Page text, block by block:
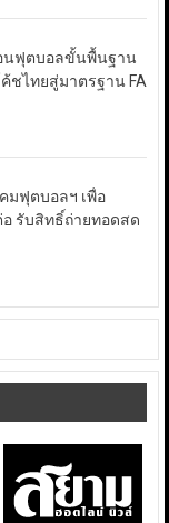
นฟุตบอลขั้นพื้นฐาน
ค้ชไทยสู่มาตรฐาน FA
มฟุตบอลฯ เพื่อ
รับสิทธิ์ถ่ายทอดสด